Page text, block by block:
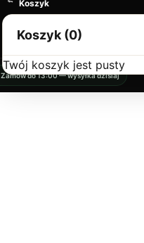
Koszyk
Koszyk (0)
Twój koszyk jest pusty
Zamów do 13:00 — wysyłka dzisiaj